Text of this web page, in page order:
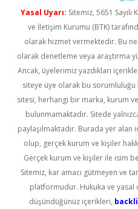
Yasal Uyarı: Sitemiz, 5651
ve İletişim Kurumu (BTK)
olarak hizmet vermektedir. Bu
olarak denetleme veya araştırma
Ancak, üyelerimiz yazdıkları
siteye üye olarak bu sorumluluğu
sitesi, herhangi bir marka, kurum
bulunmamaktadır. Sitede
paylaşılmaktadır. Burada yer
olup, gerçek kurum ve kişiler
Gerçek kurum ve kişiler ile isim
Sitemiz, kar amacı gütmeyen ve
platformudur. Hukuka ve yasal
düşündüğünüz içerikleri,